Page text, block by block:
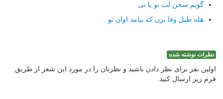
گویم سخن لب تو یا نی
هله طبل وفا بزن كه بیامد اوان تو
نظرات نوشته شده
اولین نفر برای نظر دادن باشید و نظرتان را در مورد این شعر از طریق
فرم زیر ارسال کنید.